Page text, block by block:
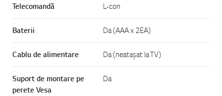
Telecomandă L-con
Baterii Da (AAA x 2EA)
Cablu de alimentare Da (neatașat la TV)
Suport de montare pe
perete Vesa
Da